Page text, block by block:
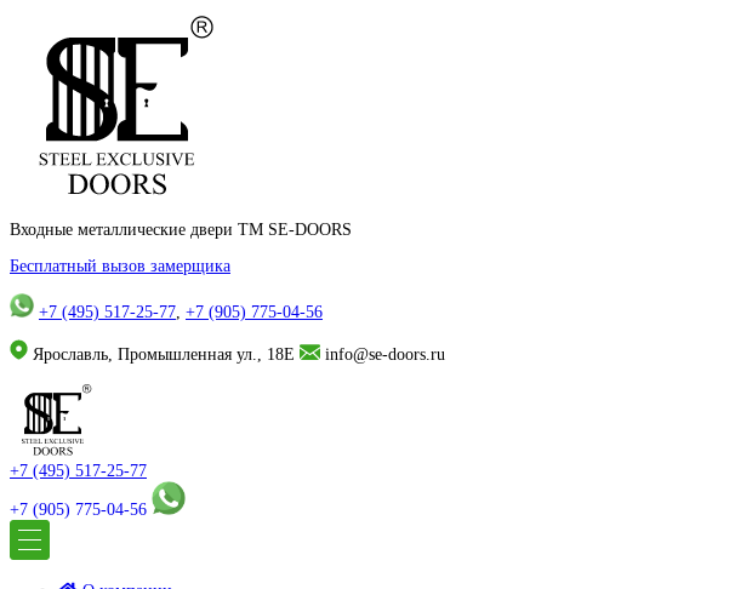
Входные металлические двери TM SE-DOORS
Бесплатный вызов замерщика
+7 (495) 517-25-77, +7 (905) 775-04-56
Ярославль, Промышленная ул., 18Е info@se-doors.ru
+7 (495) 517-25-77
+7 (905) 775-04-56